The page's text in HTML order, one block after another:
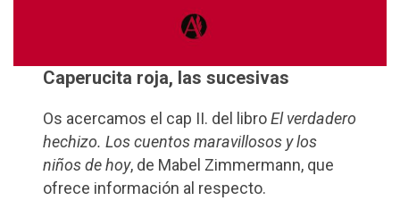
Caperucita roja, las sucesivas
Os acercamos el cap II. del libroEl verdadero
hechizo. Los cuentos maravillosos y los
niños de hoy, de Mabel Zimmermann, que
ofrece información al respecto.